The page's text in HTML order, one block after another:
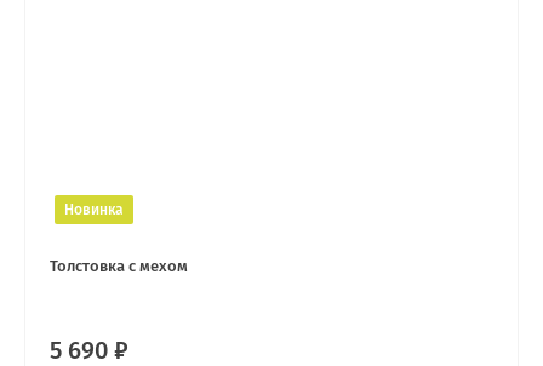
Новинка
Толстовка с мехом
5 690 ₽